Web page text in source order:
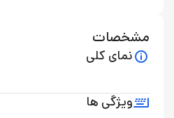
مشخصات
نمای کلی
ویژگی ها